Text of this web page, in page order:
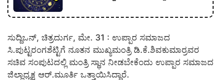
ಸುದ್ದಿಒನ್, ಚಿತ್ರದುರ್ಗ, ಮೇ. 31 : ಉಪ್ಪಾರ ಸಮಾಜದ
ಸಿ.ಪುಟ್ಟರಂಗಶೆಟ್ಟಿಗೆ ನೂತನ ಮುಖ್ಯಮಂತ್ರಿ ಡಿ.ಕೆ.ಶಿವಕುಮಾರ್‍ರವರ
ಸಚಿವ ಸಂಪುಟದಲ್ಲಿ ಮಂತ್ರಿ ಸ್ಥಾನ ನೀಡಬೇಕೆಂದು ಉಪ್ಪಾರ ಸಮಾಜದ
ಜಿಲ್ಲಾಧ್ಯಕ್ಷ ಆರ್.ಮೂರ್ತಿ ಒತ್ತಾಯಿಸಿದ್ದಾರೆ.